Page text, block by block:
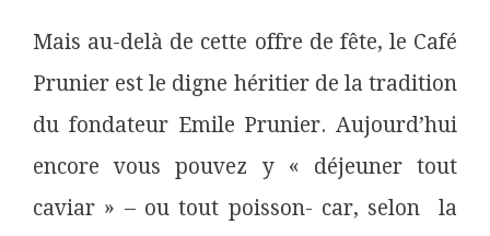
Mais au-delà de cette offre de fête, le Café
Prunier est le digne héritier de la tradition
du fondateur Emile Prunier. Aujourd’hui
encore vous pouvez y « déjeuner tout
caviar » – ou tout poisson- car, selon la